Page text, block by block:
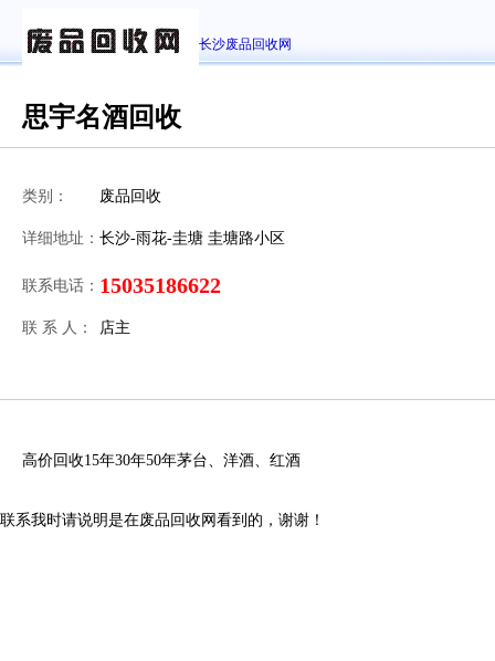
长沙废品回收网
思宇名酒回收
类别： 废品回收
详细地址： 长沙-雨花-圭塘 圭塘路小区
联系电话： 15035186622
联 系 人： 店主
高价回收15年30年50年茅台、洋酒、红酒
联系我时请说明是在废品回收网看到的，谢谢！